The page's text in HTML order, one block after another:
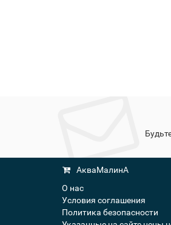
АкваМалинА
О нас
Условия соглашения
Политика безопасности